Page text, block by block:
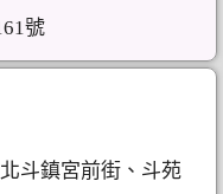
號
斗鎮宮前街、斗苑